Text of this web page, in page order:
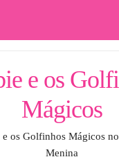
e os
Mágicos
os Golfinhos Mágicos
Menina